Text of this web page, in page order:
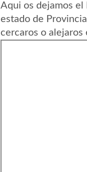
Aqui os dejamos
estado de
cercaros o alejaros